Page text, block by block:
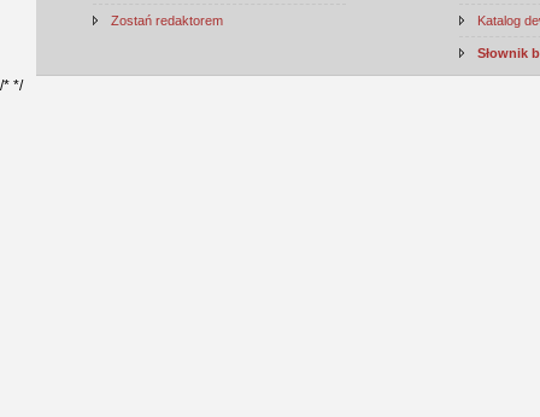
Zostań redaktorem Katalog
Słownik
/* */